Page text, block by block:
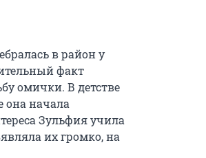
в район у
факт
омички. В детстве
она начала
Зульфия учила
их громко, на